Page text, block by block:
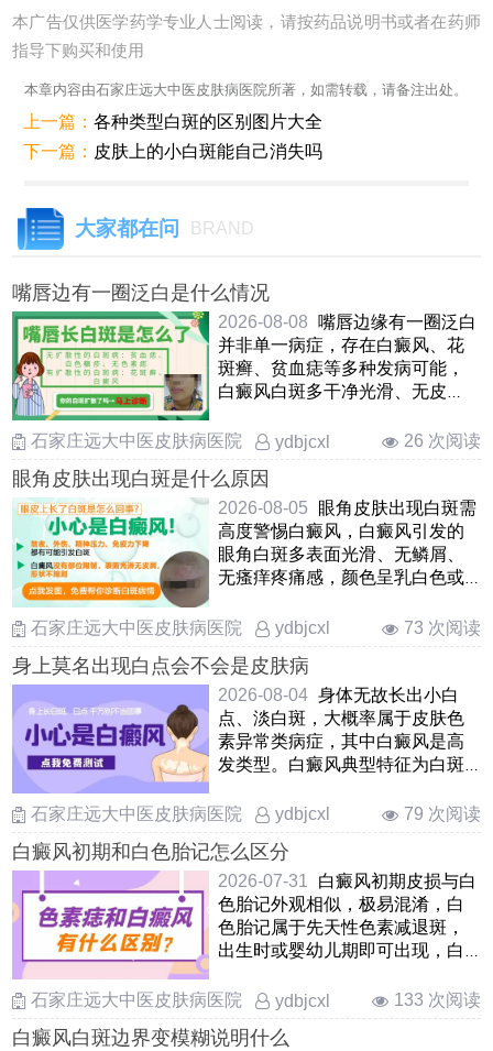
本广告仅供医学药学专业人士阅读，请按药品说明书或者在药师
指导下购买和使用
本章内容由石家庄远大中医皮肤病医院所著，如需转载，请备注出处。
上一篇：各种类型白斑的区别图片大全
下一篇： 皮肤上的小白斑能自己消失吗
大家都在问 BRAND
嘴唇边有一圈泛白是什么情况
2026-08-08
嘴唇边缘有一圈泛白
并非单一病症，存在白癜风、花
斑癣、贫血痣等多种发病可能，
白癜风白斑多干净光滑、无皮
……
石家庄远大中医皮肤病医院 ydbjcxl 26 次阅读
眼角皮肤出现白斑是什么原因
2026-08-05
眼角皮肤出现白斑需
高度警惕白癜风，白癜风引发的
眼角白斑多表面光滑、无鳞屑、
无瘙痒疼痛感，颜色呈乳白色或
……
石家庄远大中医皮肤病医院 ydbjcxl 73 次阅读
身上莫名出现白点会不会是皮肤病
2026-08-04 身体无故长出小白
点、淡白斑，大概率属于皮肤色
素异常类病症，其中白癜风是高
发类型。白癜风典型特征为白斑
石家庄远大中医皮肤病医院
ydbjcxl 79 次阅读
白癜风初期和白色胎记怎么区分
2026-07-31
白癜风初期皮损与白
色胎记外观相似，极易混淆，白
色胎记属于先天性色素减退斑，
出生时或婴幼儿期即可出现，白
……
石家庄远大中医皮肤病医院 ydbjcxl 133 次阅读
白癜风白斑边界变模糊说明什么